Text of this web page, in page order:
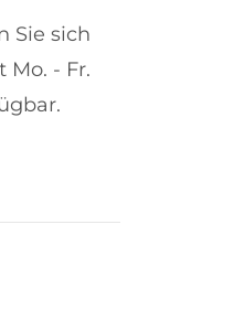
Sie sich
- Fr.